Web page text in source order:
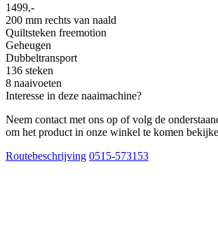
1499,-
200 mm rechts van naald
Quiltsteken freemotion
Geheugen
Dubbeltransport
136 steken
8 naaivoeten
Interesse in deze naaimachine?
Neem contact met ons op of volg de
om het product in onze winkel te komen
Routebeschrijving 0515-573153